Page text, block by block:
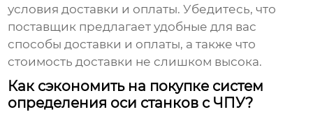
условия доставки и оплаты. Убедитесь, что
поставщик предлагает удобные для вас
способы доставки и оплаты, а также что
стоимость доставки не слишком высока.
Как сэкономить на покупке систем
определения оси станков с ЧПУ?